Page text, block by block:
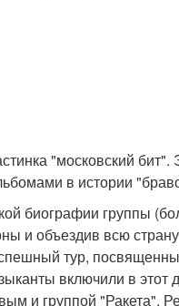
"московский бит".
в истории
биографии группы
и объездив всю
тур,
включили в этот
и группой "Ракета".